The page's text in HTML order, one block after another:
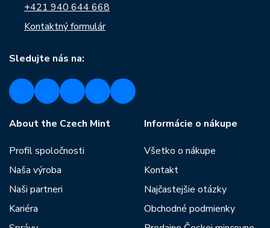
+421 940 644 668
Kontaktný formulár
Sledujte nás na:
About the Czech Mint
Profil spoločnosti
Naša výroba
Naši partneri
Kariéra
Informácie o nákupe
Všetko o nákupe
Kontakt
Najčastejšie otázky
Obchodné podmienky